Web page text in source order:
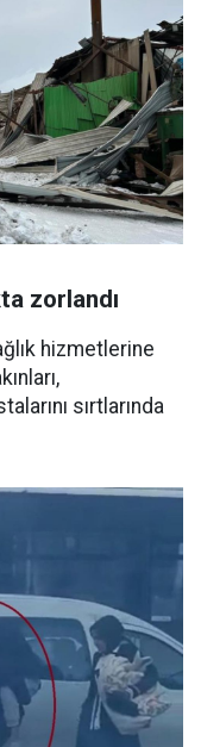
zorlandı
hizmetlerine
sırtlarında